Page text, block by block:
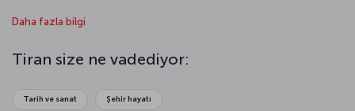
Rönesans, Osmanlı ve komünizm etkilerini yakından hissedeceğiniz
Daha fazla bilgi
Tiran size ne vadediyor:
Tarih ve sanat Şehir hayatı